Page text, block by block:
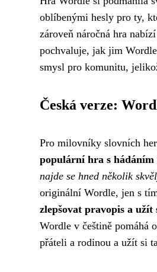
oblíbenými hesly pro ty,
zároveň náročná hra
pochvaluje, jak jim
smysl pro komunitu,
Česká verze:
Pro milovníky slovních
populární hra s hádáním
najde se hned několik
originální Wordle, jen s
zlepšovat pravopis a
Wordle v češtině pomáhá
přáteli a rodinou a užít si